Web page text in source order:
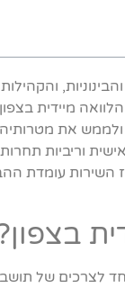
מיידית
את
וריביות
השירות עומדת
לצרכים של